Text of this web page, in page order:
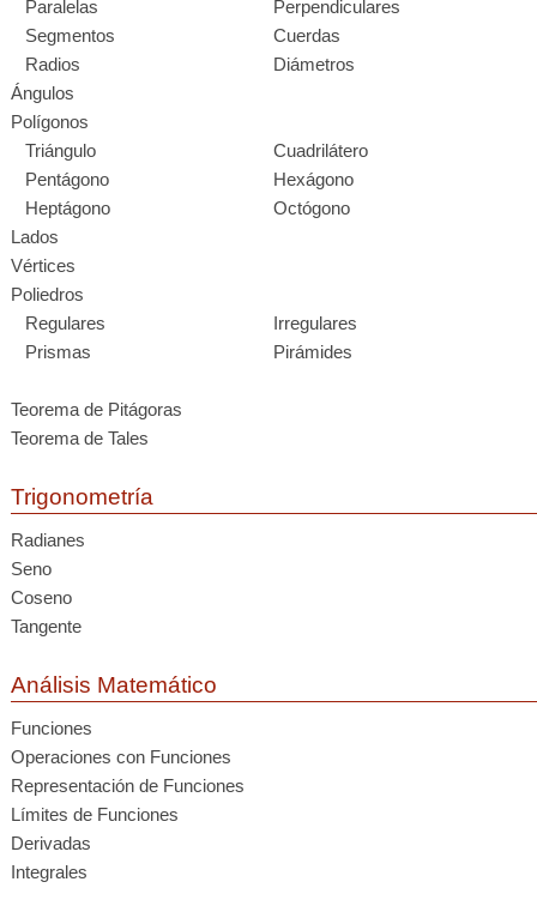
Paralelas
Perpendiculares
Segmentos
Cuerdas
Radios
Diámetros
Ángulos
Polígonos
Triángulo
Cuadrilátero
Pentágono
Hexágono
Heptágono
Octógono
Lados
Vértices
Poliedros
Regulares
Irregulares
Prismas
Pirámides
Teorema de Pitágoras
Teorema de Tales
Trigonometría
Radianes
Seno
Coseno
Tangente
Análisis Matemático
Funciones
Operaciones con Funciones
Representación de Funciones
Límites de Funciones
Derivadas
Integrales